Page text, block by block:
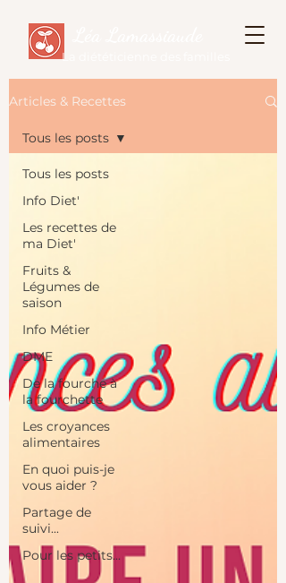
La diététicienne des familles
Articles & Recettes
Tous les posts
Info Diet'
Les recettes de
ma Diet'
Fruits &
Légumes de
saison
Info Métier
DME
De la fourche à
la fourchette
Les croyances
alimentaires
En quoi puis-je
vous aider ?
Partage de
suivi...
Pour les petits...
Tous les posts